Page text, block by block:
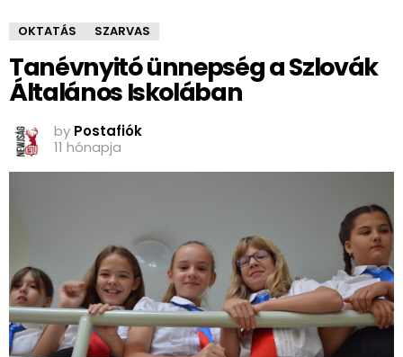
OKTATÁS SZARVAS
Tanévnyitó ünnepség a Szlovák
Általános Iskolában
by Postafiók
11 hónapja